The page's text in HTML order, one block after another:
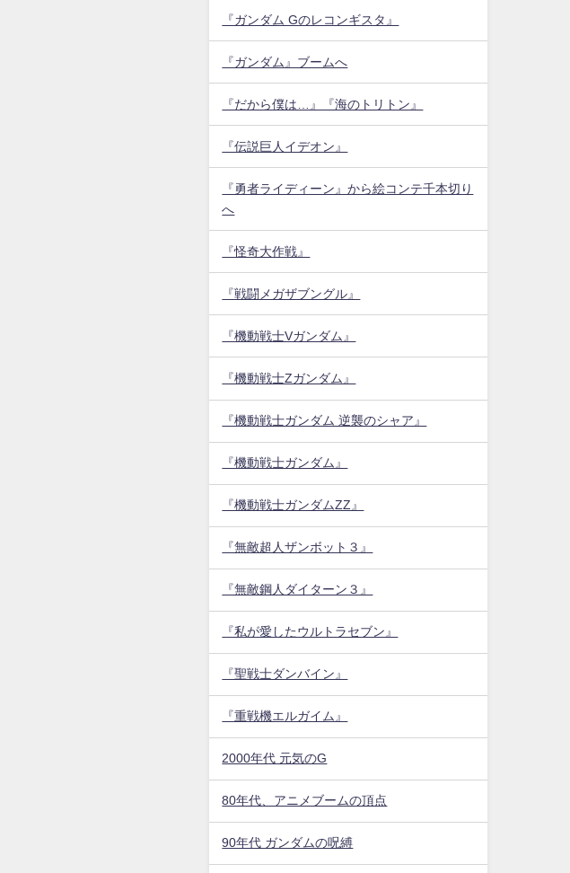
『ガンダム Gのレコンギスタ』
『ガンダム』ブームへ
『だから僕は…』『海のトリトン』
『伝説巨人イデオン』
『勇者ライディーン』から絵コンテ千本切り
へ
『怪奇大作戦』
『戦闘メガザブングル』
『機動戦士Vガンダム』
『機動戦士Zガンダム』
『機動戦士ガンダム 逆襲のシャア』
『機動戦士ガンダム』
『機動戦士ガンダムZZ』
『無敵超人ザンボット３』
『無敵鋼人ダイターン３』
『私が愛したウルトラセブン』
『聖戦士ダンバイン』
『重戦機エルガイム』
2000年代 元気のG
80年代、アニメブームの頂点
90年代 ガンダムの呪縛